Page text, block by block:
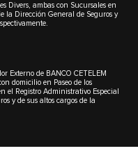
Divers, ambas con Sucursales en
la Dirección General de Seguros y
Externo de BANCO CETELEM
domicilio en Paseo de los
el Registro Administrativo Especial
y de sus altos cargos de la